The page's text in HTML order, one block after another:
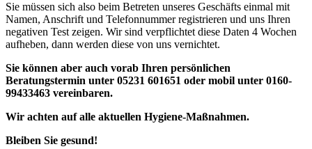
Sie müssen sich also beim Betreten unseres Geschäfts einmal mit
Namen, Anschrift und Telefonnummer registrieren und uns Ihren
negativen Test zeigen. Wir sind verpflichtet diese Daten 4 Wochen
aufheben, dann werden diese von uns vernichtet.
Sie können aber auch vorab Ihren persönlichen
Beratungstermin unter 05231 601651 oder mobil unter 0160-
99433463 vereinbaren.
Wir achten auf alle aktuellen Hygiene-Maßnahmen.
Bleiben Sie gesund!